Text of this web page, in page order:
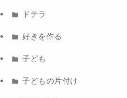
ドテラ
好きを作る
子ども
子どもの片付け